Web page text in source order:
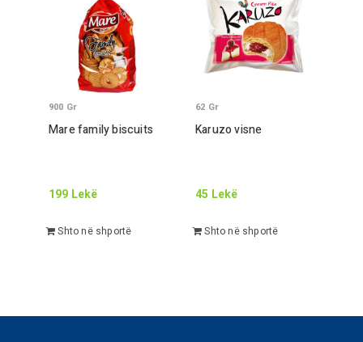
Mare family biscuits
900 Gr
199 Lekë
Shto në shportë
Karuzo visne
62 Gr
45 Lekë
Shto në shportë